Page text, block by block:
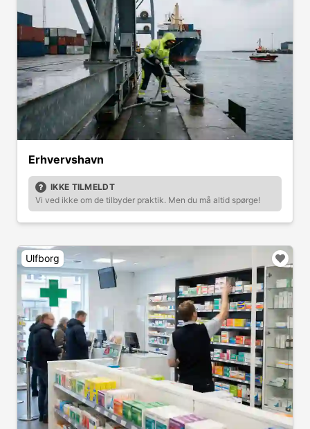
Erhvervshavn
IKKE TILMELDT
Vi ved ikke om de tilbyder praktik. Men du må altid spørge!
Ulfborg